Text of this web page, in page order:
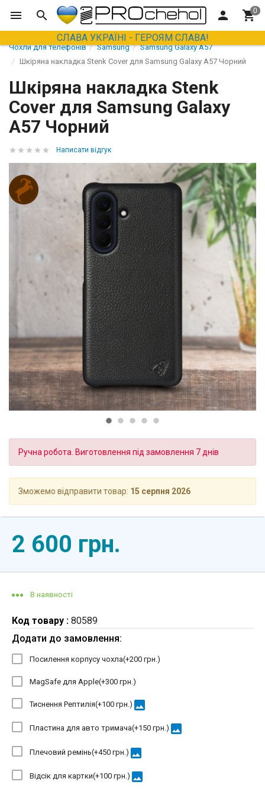
СЛАВА УКРАЇНІ - ГЕРОЯМ СЛАВА!
Чохли для телефонів Samsung
Samsung Galaxy A57
Шкіряна накладка Stenk Cover для Samsung Galaxy A57 Чорний
Шкіряна накладка Stenk
Cover для Samsung Galaxy
A57 Чорний
Написати відгук
Ручна робота. Виготовлення під замовлення 7 днів
Зможемо відправити товар: 15 серпня 2026
2 600 грн.
В наявності
Код товару : 80589
Додати до замовлення:
Посилення корпусу чохла(+200 грн.)
MagSafe для Apple(+300 грн.)
Тиснення Рептилія(+100 грн.) image
Пластина для авто тримача(+150 грн.) image
Плечовий ремінь(+450 грн.) image
Відсік для картки(+100 грн.) image